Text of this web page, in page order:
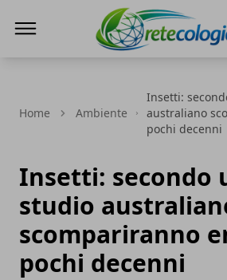
Home Ambiente
Insetti:
australiano
pochi decenni
Insetti: secondo
studio
scompariranno
pochi decenni